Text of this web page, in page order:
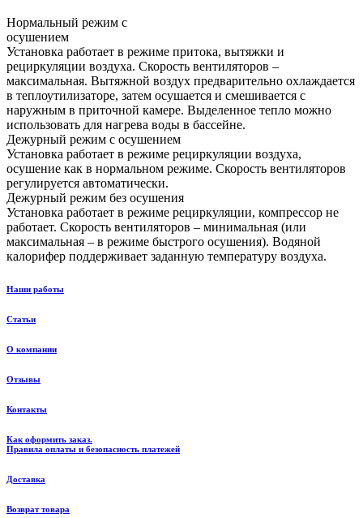
Нормаль­ный режим с
осушением
Установка работает в режиме притока, вытяжки и
рециркуляции воздуха. Скорость вентиляторов –
максимальная. Вытяжной воздух предварительно охлаждается
в теплоутилизаторе, затем осушается и смешивается с
наружным в приточной камере. Выделенное тепло можно
использовать для нагрева воды в бассейне.
Дежурный режим с осушением
Установка работает в режиме рециркуляции воздуха,
осушение как в нормальном режиме. Скорость вентиляторов
регулируется автоматически.
Дежурный режим без осушения
Установка работает в режиме рециркуляции, компрессор не
работает. Скорость вентиляторов – минимальная (или
максимальная – в режиме быстрого осушения). Водяной
калорифер поддерживает заданную температуру воздуха.
Наши работы
Статьи
О компании
Отзывы
Контакты
Как оформить заказ.
Правила оплаты и безопасность платежей
Доставка
Возврат товара